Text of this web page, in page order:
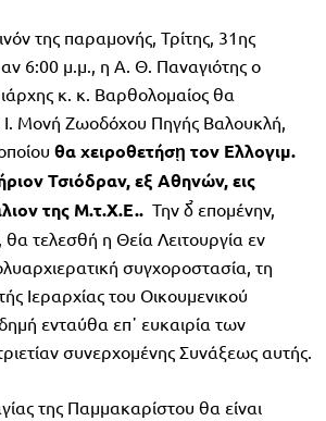
της παραμονής, Τρίτης, 31ης
6:00 μ.μ., η Α. Θ. Παναγιότης ο
κ. κ. Βαρθολομαίος θα
Μονή Ζωοδόχου Πηγής Βαλουκλή,
θα χειροθετήσῃ τον Ελλογιμ.
Τσιόδραν, εξ Αθηνών, εις
της Μ.τ.Χ.Ε.. Την δ̉ επομένην,
τελεσθή η Θεία Λειτουργία εν
συγχοροστασία, τη
Ιεραρχίας του Οικουμενικού
ενταύθα επ᾿ ευκαιρία των
συνερχομένης Συνάξεως αυτής.
της Παμμακαρίστου θα είναι